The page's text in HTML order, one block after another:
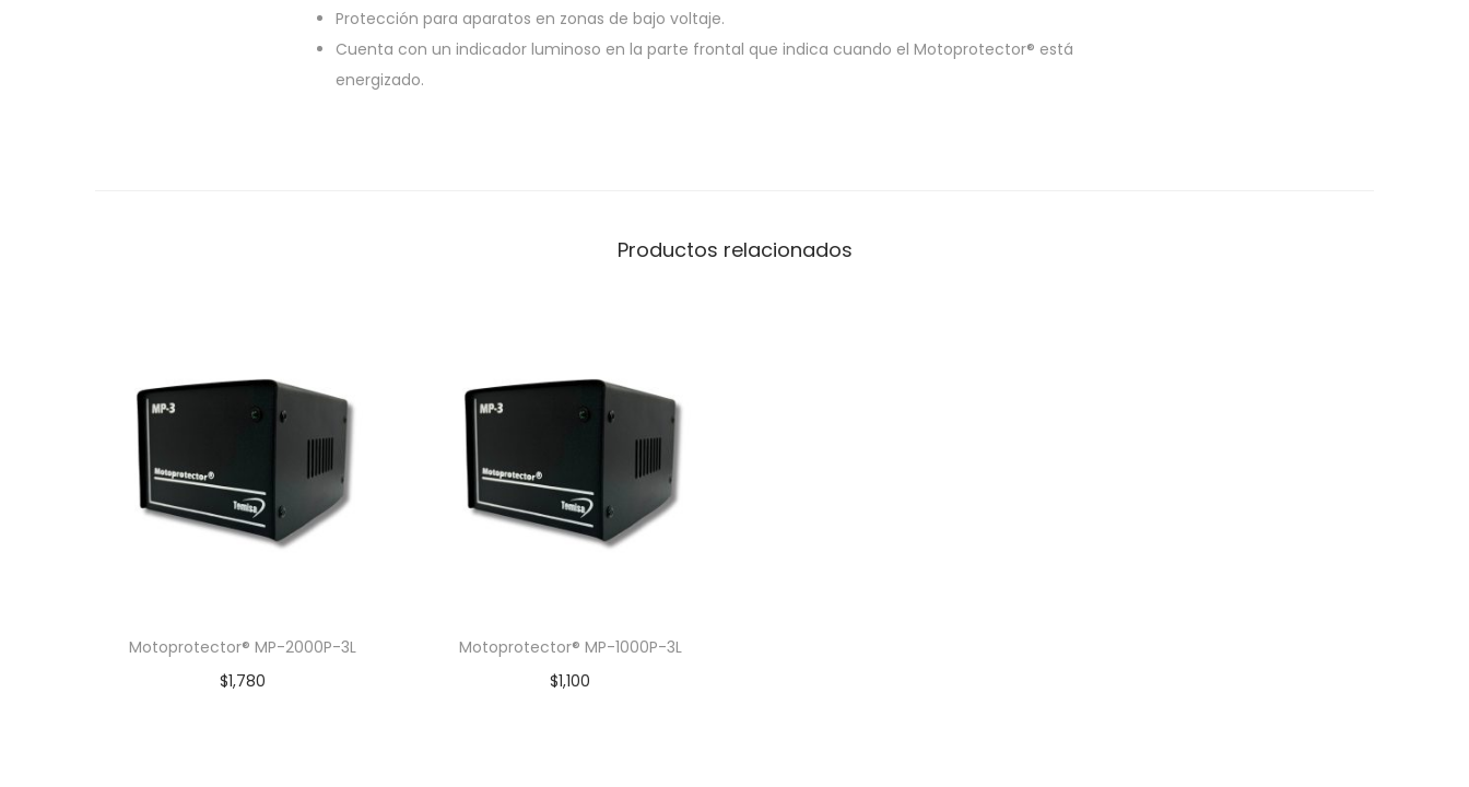
Protección para aparatos en zonas de bajo voltaje.
Cuenta con un indicador luminoso en la parte frontal que indica cuando el Motoprotector® está
energizado.
Productos relacionados
Motoprotector® MP-2000P-3L
$1,780
Motoprotector® MP-1000P-3L
$1,100